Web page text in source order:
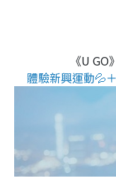
《U
體驗新興運動💦